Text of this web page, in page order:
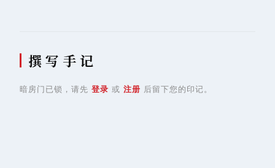
撰 写 手 记
暗房门已锁，请先 登录 或 注册 后留下您的印记。